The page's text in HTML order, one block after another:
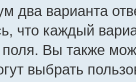
два варианта
что каждый
поля. Вы также
выбрать